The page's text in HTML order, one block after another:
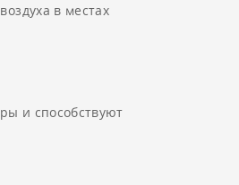
в местах
и способствуют